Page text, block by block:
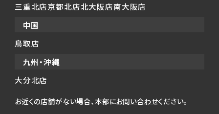
三重北店京都北店北大阪店南大阪店
中国
鳥取店
九州・沖縄
大分北店
お近くの店舗がない場合、本部にお問い合わせください。